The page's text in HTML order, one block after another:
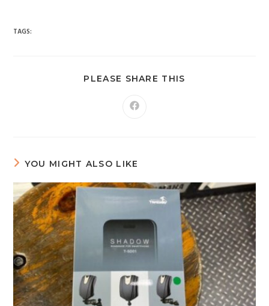
TAGS:
PLEASE SHARE THIS
YOU MIGHT ALSO LIKE